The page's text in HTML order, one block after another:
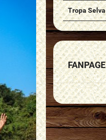
Tropa Selva
FANPAGE